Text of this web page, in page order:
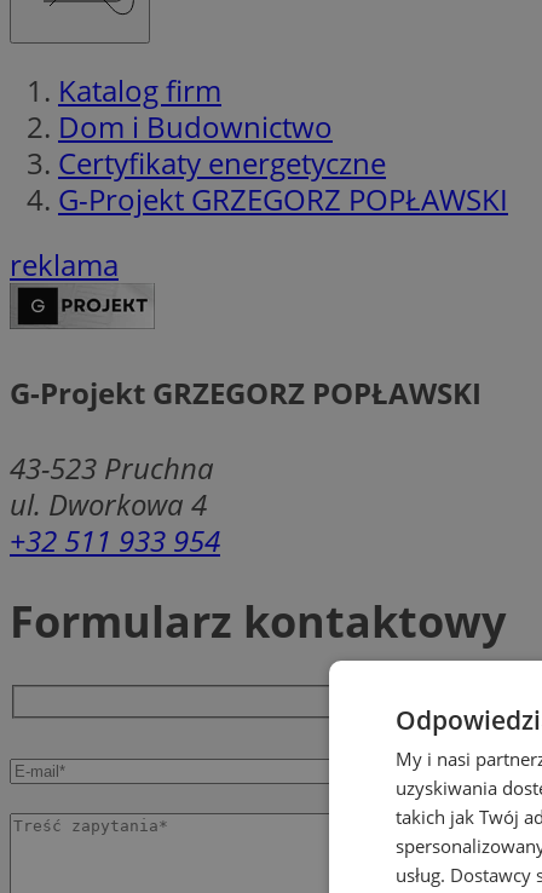
Katalog firm
Dom i Budownictwo
Certyfikaty energetyczne
G-Projekt GRZEGORZ POPŁAWSKI
reklama
G-Projekt GRZEGORZ POPŁAWSKI
43-523 Pruchna
ul. Dworkowa 4
+32 511 933 954
Formularz kontaktowy
My i nasi
uzyskiwania
takich jak Twój
usług. Dostawcy